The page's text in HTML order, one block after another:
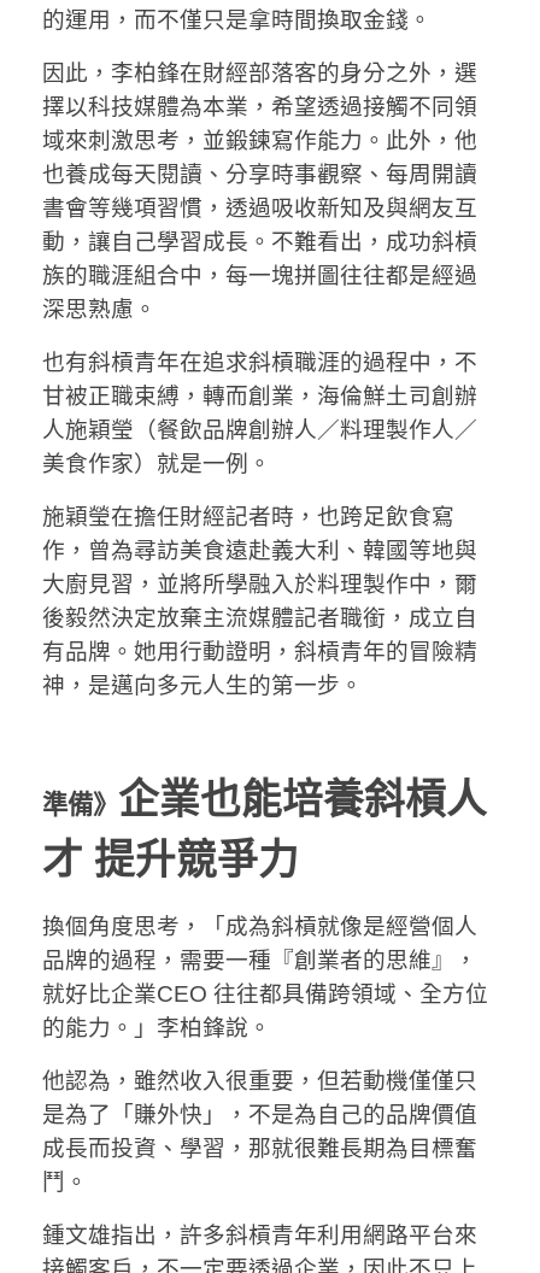
的運用，而不僅只是拿時間換取金錢。
因此，李柏鋒在財經部落客的身分之外，選
擇以科技媒體為本業，希望透過接觸不同領
域來刺激思考，並鍛鍊寫作能力。此外，他
也養成每天閱讀、分享時事觀察、每周開讀
書會等幾項習慣，透過吸收新知及與網友互
動，讓自己學習成長。不難看出，成功斜槓
族的職涯組合中，每一塊拼圖往往都是經過
深思熟慮。
也有斜槓青年在追求斜槓職涯的過程中，不
甘被正職束縛，轉而創業，海倫鮮土司創辦
人施穎瑩（餐飲品牌創辦人／料理製作人／
美食作家）就是一例。
施穎瑩在擔任財經記者時，也跨足飲食寫
作，曾為尋訪美食遠赴義大利、韓國等地與
大廚見習，並將所學融入於料理製作中，爾
後毅然決定放棄主流媒體記者職銜，成立自
有品牌。她用行動證明，斜槓青年的冒險精
神，是邁向多元人生的第一步。
準備》 企業也能培養斜槓人
才 提升競爭力
換個角度思考，「成為斜槓就像是經營個人
品牌的過程，需要一種『創業者的思維』，
就好比企業CEO 往往都具備跨領域、全方位
的能力。」李柏鋒說。
他認為，雖然收入很重要，但若動機僅僅只
是為了「賺外快」，不是為自己的品牌價值
成長而投資、學習，那就很難長期為目標奮
鬥。
鍾文雄指出，許多斜槓青年利用網路平台來